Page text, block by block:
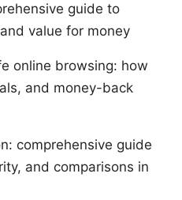
guide to
value for money
online browsing: how
and money-back
comprehensive guide
and comparisons in